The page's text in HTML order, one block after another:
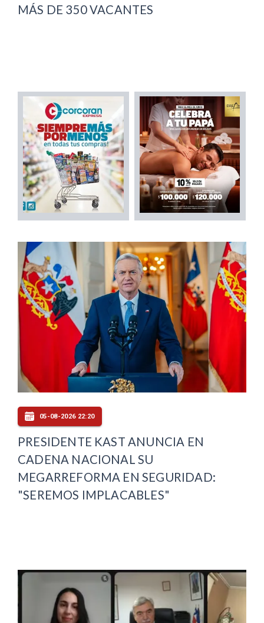
MÁS DE 350 VACANTES
05-08-2026 22:20
PRESIDENTE KAST ANUNCIA EN
CADENA NACIONAL SU
MEGARREFORMA EN SEGURIDAD:
"SEREMOS IMPLACABLES"